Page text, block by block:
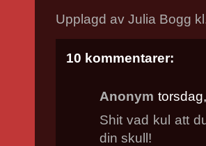
Upplagd av Julia Bogg
10 kommentarer:
Anonym
Shit vad kul att
din skull!